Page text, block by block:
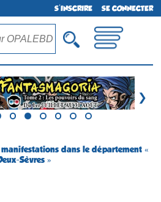
S'INSCRIRE SE CONNECTER
❯
dans le département «
Sèvres »